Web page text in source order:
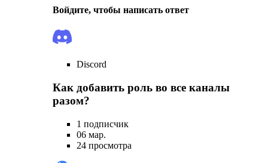
Войдите, чтобы написать ответ
Discord
Как добавить роль во все каналы
разом?
1 подписчик
06 мар.
24 просмотра